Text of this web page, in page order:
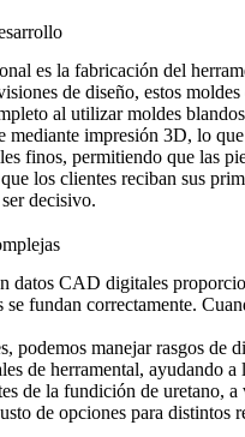
es la fabricación del
de diseño, estos
al utilizar moldes
mediante impresión 3D, lo
finos, permitiendo que las
los clientes reciban sus
decisivo.
datos CAD digitales
fundan correctamente.
podemos manejar rasgos
de herramental, ayudando
de la fundición de uretano, a
de opciones para distintos